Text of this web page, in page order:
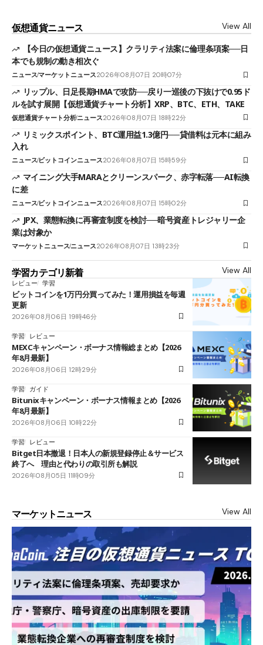
仮想通貨ニュース View All
【今日の仮想通貨ニュース】クラリティ法案に倫理条項案──日
本でも規制の動き相次ぐ
ニュースマーケットニュース2026年08月07日 20時07分
リップル、日足長期HMAで攻防──戻り一巡後の下抜けで0.95ド
ルを試す展開【仮想通貨チャート分析】XRP、BTC、ETH、TAKE
仮想通貨チャート分析ニュース2026年08月07日 18時22分
リミックスポイント、BTC運用益1.3億円──貸借料は元本に組み
入れ
ニュースビットコインニュース2026年08月07日 15時59分
マイニング大手MARAとクリーンスパーク、赤字転落──AI転換
に差
ニュースビットコインニュース2026年08月07日 15時02分
JPX、業態転換に再審査制度を検討──暗号資産トレジャリー企
業は対象か
マーケットニュースニュース2026年08月07日 13時23分
学習カテゴリ新着 View All
レビュー 学習
ビットコインを1万円分買ってみた！運用損益を毎週
更新
2026年08月06日 19時46分
学習 レビュー
MEXCキャンペーン・ボーナス情報総まとめ【2026
年8月最新】
2026年08月06日 12時29分
学習 ガイド
Bitunixキャンペーン・ボーナス情報まとめ【2026
年8月最新】
2026年08月06日 10時22分
学習 レビュー
Bitget日本撤退！日本人の新規登録停止＆サービス
終了へ 理由と代わりの取引所も解説
2026年08月05日 11時09分
マーケットニュース View All